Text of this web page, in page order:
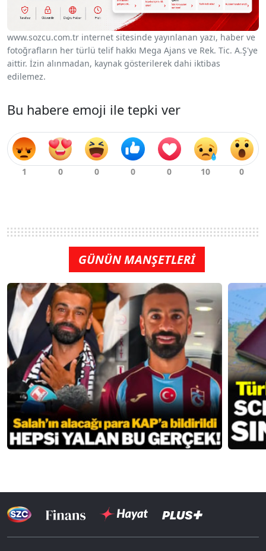
www.sozcu.com.tr internet sitesinde yayınlanan yazı, haber ve
fotoğrafların her türlü telif hakkı Mega Ajans ve Rek. Tic. A.Ş'ye
aittir. İzin alınmadan, kaynak gösterilerek dahi iktibas
edilemez.
Bu habere emoji ile tepki ver
GÜNÜN MANŞETLERİ